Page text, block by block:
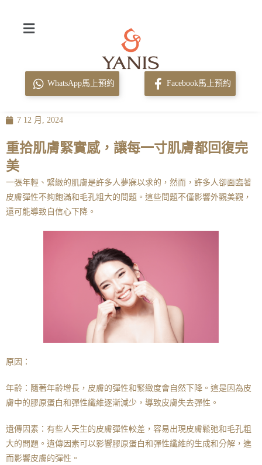
WhatsApp馬上預約 Facebook馬上預約
7 12 月, 2024
重拾肌膚緊實感，讓每一寸肌膚都回復完
美
一張年輕、緊緻的肌膚是許多人夢寐以求的，然而，許多人卻面臨著
皮膚彈性不夠飽滿和毛孔粗大的問題。這些問題不僅影響外觀美觀，
還可能導致自信心下降。
原因：
年齡：隨著年齡增長，皮膚的彈性和緊緻度會自然下降。這是因為皮
膚中的膠原蛋白和彈性纖維逐漸減少，導致皮膚失去彈性。
遺傳因素：有些人天生的皮膚彈性較差，容易出現皮膚鬆弛和毛孔粗
大的問題。遺傳因素可以影響膠原蛋白和彈性纖維的生成和分解，進
而影響皮膚的彈性。